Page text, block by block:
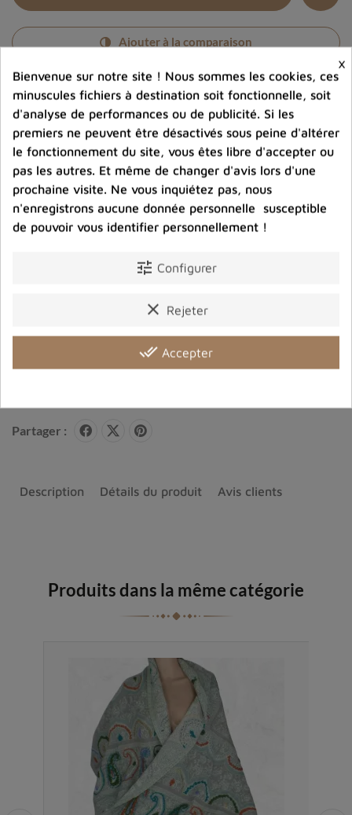
Ajouter à la comparaison
help_outline Posez une question sur ce produit
Photos contractuelles. Vous recevrez ce que vous
voyez
Port offert dès 80 € d’achat en France métropolitaine.
Entreprise éco-responsable.
Bijoux argent fabriqués sans émission de gaz
carbonique
Partager :
Description Détails du produit Avis clients
Produits dans la même catégorie
×
Bienvenue sur notre site ! Nous sommes les cookies, ces
minuscules fichiers à destination soit fonctionnelle, soit
d'analyse de performances ou de publicité. Si les
premiers ne peuvent être désactivés sous peine d'altérer
le fonctionnement du site, vous êtes libre d'accepter ou
pas les autres. Et même de changer d'avis lors d'une
prochaine visite. Ne vous inquiétez pas, nous
n'enregistrons aucune donnée personnelle susceptible
de pouvoir vous identifier personnellement !
tune Configurer
clear Rejeter
done_all Accepter